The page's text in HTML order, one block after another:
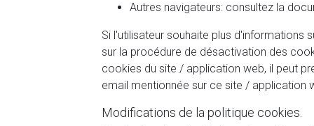
Autres navigateurs: consultez la
Si l'utilisateur souhaite plus d'informations
sur la procédure de désactivation des
cookies du site / application web, il peut
email mentionnée sur ce site / application
Modifications de la politique cookies.